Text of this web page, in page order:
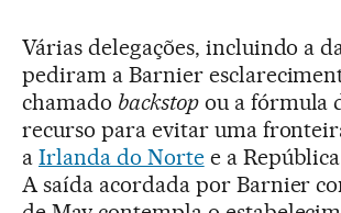
Várias delegações, incluindo a
pediram a Barnier
chamado backstopou a fórmula
recurso para evitar uma
a Irlanda do Nortee a
A saída acordada por Barnier